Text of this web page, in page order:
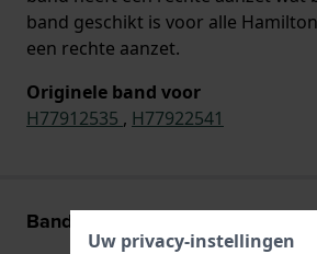
band geschikt is voor alle
een rechte aanzet.
Originele band voor
H77912535 , H77922541
Band informatie
Uw privacy-instellingen